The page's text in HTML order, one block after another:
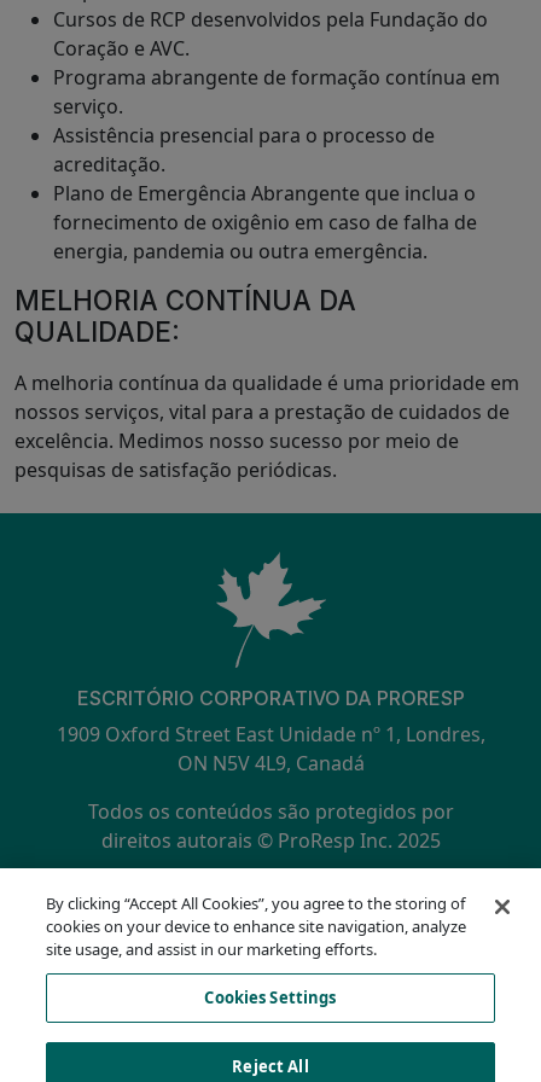
Cursos de RCP desenvolvidos pela Fundação do
Coração e AVC.
Programa abrangente de formação contínua em
serviço.
Assistência presencial para o processo de
acreditação.
Plano de Emergência Abrangente que inclua o
fornecimento de oxigênio em caso de falha de
energia, pandemia ou outra emergência.
MELHORIA CONTÍNUA DA
QUALIDADE:
A melhoria contínua da qualidade é uma prioridade em
nossos serviços, vital para a prestação de cuidados de
excelência. Medimos nosso sucesso por meio de
pesquisas de satisfação periódicas.
ESCRITÓRIO CORPORATIVO DA PRORESP
1909 Oxford Street East Unidade nº 1, Londres,
ON N5V 4L9, Canadá
Todos os conteúdos são protegidos por
direitos autorais © ProResp Inc. 2025
SECONDARY MENU
política de Privacidade
Linha direta de conformidade
Termos de Uso
AODA
Cookies Settings
By clicking “Accept All Cookies”, you agree to the storing of
cookies on your device to enhance site navigation, analyze
site usage, and assist in our marketing efforts.
Cookies Settings
Reject All